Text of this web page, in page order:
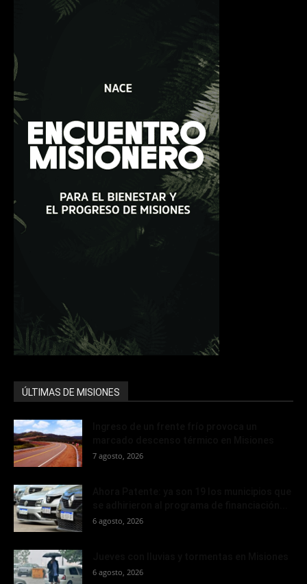
ÚLTIMAS DE MISIONES
7 agosto, 2026
6 agosto, 2026
6 agosto, 2026